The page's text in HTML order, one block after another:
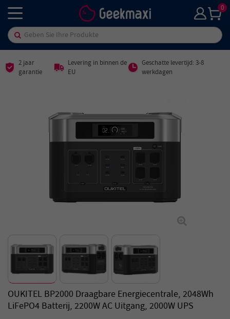
0
2 jaar
garantie
Levering in binnen de
EU
Geschatte levertijd: 3-8
werkdagen
OUKITEL BP2000 Draagbare Energiecentrale, 2048Wh
LiFePO4 Batterij, 2200W AC Uitgang, 2000W UPS